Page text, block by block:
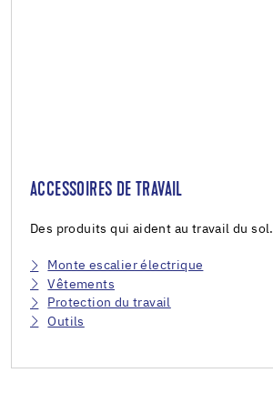
ACCESSOIRES DE TRAVAIL
Des produits qui aident au travail du sol.
Monte escalier électrique
Vêtements
Protection du travail
Outils